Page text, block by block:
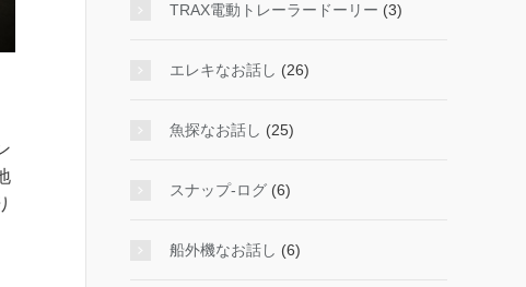
TRAX電動トレーラードーリー (3)
エレキなお話し (26)
魚探なお話し (25)
スナップ-ログ (6)
船外機なお話し (6)